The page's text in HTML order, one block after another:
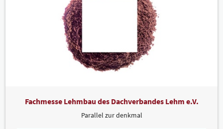
Fachmesse Lehmbau des Dachverbandes Lehm e.V.
Parallel zur denkmal